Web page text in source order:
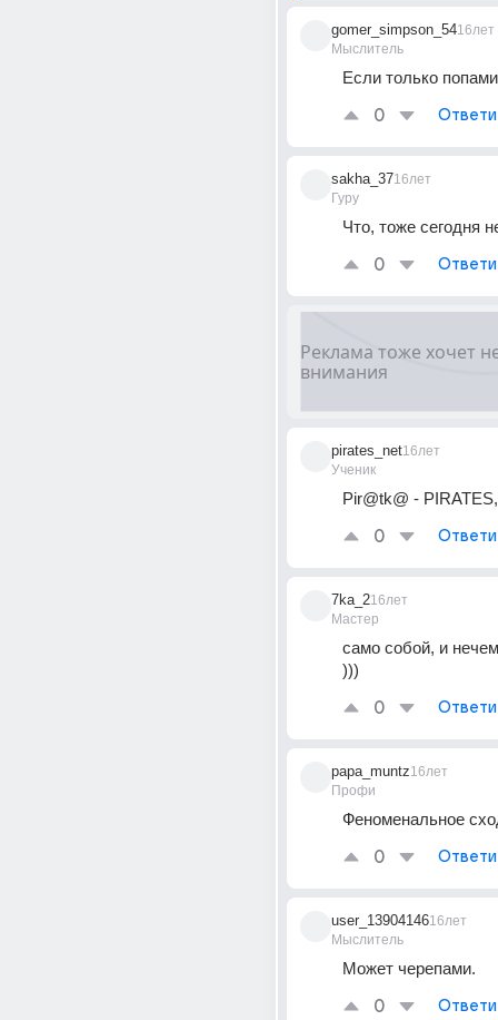
gomer_simpson_54
Мыслитель
16лет
Если только
0
sakha_37
Гуру
16лет
Что, тоже сегодня
0
pirates_net
Ученик
16лет
Pir@tk@ -
0
7ka_2
Мастер
16лет
само собой, и
)))
0
papa_muntz
Профи
16лет
Феноменальное
0
user_13904146
Мыслитель
16лет
Может черепами.
0